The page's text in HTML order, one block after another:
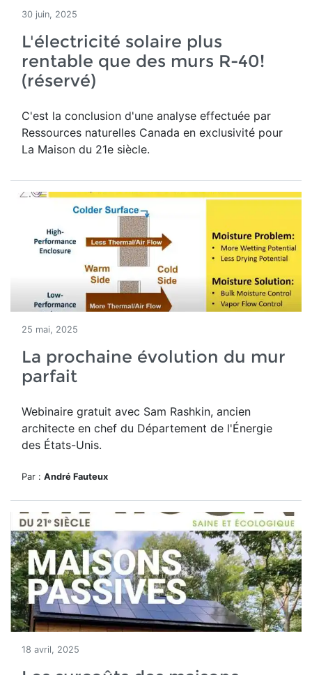
30 juin, 2025
L'électricité solaire plus
rentable que des murs R-40!
(réservé)
C'est la conclusion d'une analyse effectuée par
Ressources naturelles Canada en exclusivité pour
La Maison du 21e siècle.
25 mai, 2025
La prochaine évolution du mur
parfait
Webinaire gratuit avec Sam Rashkin, ancien
architecte en chef du Département de l'Énergie
des États-Unis.
Par : André Fauteux
18 avril, 2025